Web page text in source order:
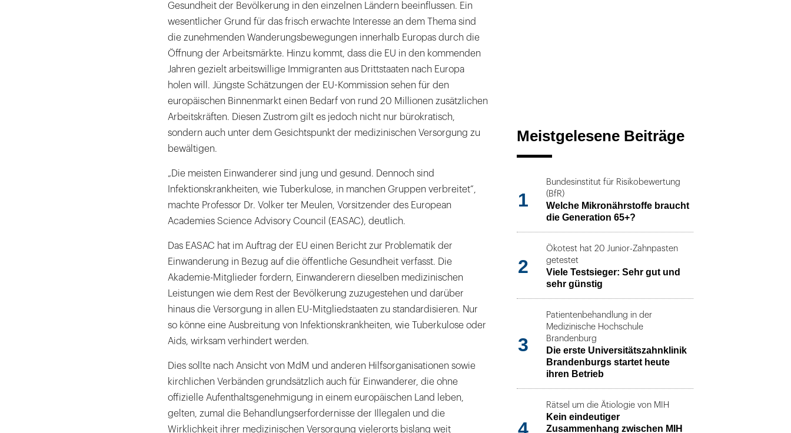
Gesundheit der Bevölkerung in den einzelnen Ländern beeinflussen. Ein
wesentlicher Grund für das frisch erwachte Interesse an dem Thema sind
die zunehmenden Wanderungsbewegungen innerhalb Europas durch die
Öffnung der Arbeitsmärkte. Hinzu kommt, dass die EU in den kommenden
Jahren gezielt arbeitswillige Immigranten aus Drittstaaten nach Europa
holen will. Jüngste Schätzungen der EU-Kommission sehen für den
europäischen Binnenmarkt einen Bedarf von rund 20 Millionen zusätzlichen
Arbeitskräften. Diesen Zustrom gilt es jedoch nicht nur bürokratisch,
sondern auch unter dem Gesichtspunkt der medizinischen Versorgung zu
bewältigen.
„Die meisten Einwanderer sind jung und gesund. Dennoch sind
Infektionskrankheiten, wie Tuberkulose, in manchen Gruppen verbreitet“,
machte Professor Dr. Volker ter Meulen, Vorsitzender des European
Academies Science Advisory Council (EASAC), deutlich.
Das EASAC hat im Auftrag der EU einen Bericht zur Problematik der
Einwanderung in Bezug auf die öffentliche Gesundheit verfasst. Die
Akademie-Mitglieder fordern, Einwanderern dieselben medizinischen
Leistungen wie dem Rest der Bevölkerung zuzugestehen und darüber
hinaus die Versorgung in allen EU-Mitgliedstaaten zu standardisieren. Nur
so könne eine Ausbreitung von Infektionskrankheiten, wie Tuberkulose oder
Aids, wirksam verhindert werden.
Dies sollte nach Ansicht von MdM und anderen Hilfsorganisationen sowie
kirchlichen Verbänden grundsätzlich auch für Einwanderer, die ohne
offizielle Aufenthaltsgenehmigung in einem europäischen Land leben,
gelten, zumal die Behandlungserfordernisse der Illegalen und die
Wirklichkeit ihrer medizinischen Versorgung vielerorts bislang weit
Meistgelesene Beiträge
1
Bundesinstitut für Risikobewertung
(BfR)
Welche Mikronährstoffe braucht
die Generation 65+?
2
Ökotest hat 20 Junior-Zahnpasten
getestet
Viele Testsieger: Sehr gut und
sehr günstig
3
Patientenbehandlung in der
Medizinische Hochschule
Brandenburg
Die erste Universitätszahnklinik
Brandenburgs startet heute
ihren Betrieb
4
Rätsel um die Ätiologie von MIH
Kein eindeutiger
Zusammenhang zwischen MIH